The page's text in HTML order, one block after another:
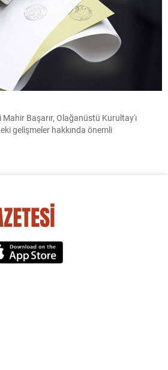
Başarır, Olağanüstü Kurultay'ı
gelişmeler hakkında önemli